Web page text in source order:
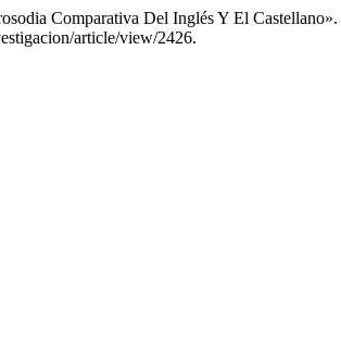
Comparativa Del Inglés Y El Castellano».
article/view/2426.